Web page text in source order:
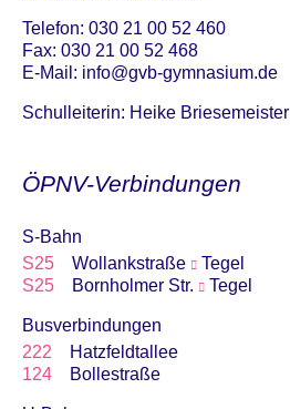
Telefon: 030 21 00 52 460
Fax: 030 21 00 52 468
E-Mail: info@gvb-gymnasium.de
Schulleiterin: Heike Briesemeister
ÖPNV-Verbindungen
S-Bahn
S25
Wollankstraße
Tegel
S25
Bornholmer Str. Tegel
Busverbindungen
222
Hatzfeldtallee
124
Bollestraße